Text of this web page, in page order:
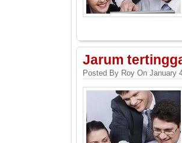
Jarum
Posted By Roy On January